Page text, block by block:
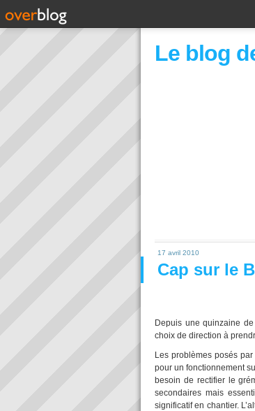
Le blog
17 avril 2010
Cap sur le
Depuis une quinzaine
choix de direction à
Les problèmes posés
pour un fonctionnement
besoin de rectifier le
secondaires mais
significatif en chantier.